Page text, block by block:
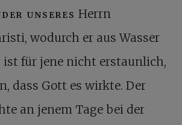
unseres Herrn
wodurch er aus Wasser
ist für jene nicht erstaunlich,
dass Gott es wirkte. Der
an jenem Tage bei der